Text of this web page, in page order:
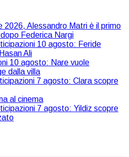
2026, Alessandro Matri è il primo
Federica Nargi
10 agosto: Feride
Ali
10 agosto: Nare vuole
dalla villa
7 agosto: Clara scopre
al cinema
7 agosto: Yildiz scopre